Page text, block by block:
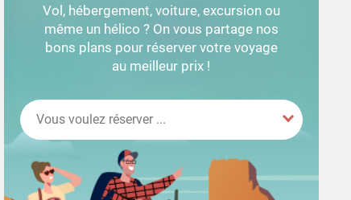
Vol, hébergement, voiture, excursion ou
même un hélico ? On vous partage nos
bons plans pour réserver votre voyage
au meilleur prix !
Vous voulez réserver ...